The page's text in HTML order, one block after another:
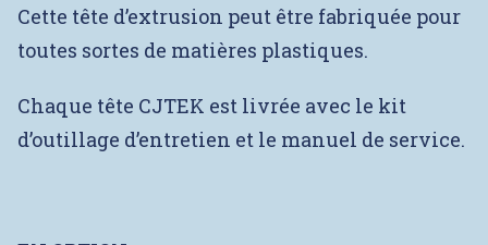
Cette tête d’extrusion peut être fabriquée pour
toutes sortes de matières plastiques.
Chaque tête CJTEK est livrée avec le kit
d’outillage d’entretien et le manuel de service.